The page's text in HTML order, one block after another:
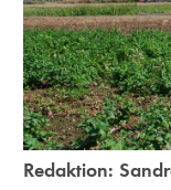
Redaktion: